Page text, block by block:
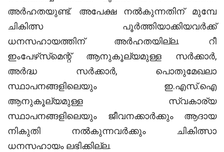
അര്‍ഹതയുണ്ട്. അപേക്ഷ നല്‍കുന്നതിന് മുമ്പേ
ചികിത്സ പൂര്‍ത്തിയാക്കിയവര്‍ക്ക്
ധനസഹായത്തിന് അര്‍ഹതയില്ല. റീ
ഇംപേഴ്‌സ്‌മെന്റ് ആനുകൂല്യമുള്ള സര്‍ക്കാര്‍,
അര്‍ദ്ധ സര്‍ക്കാര്‍, പൊതുമേഖലാ
സ്ഥാപനങ്ങളിലെയും ഇ.എസ്.ഐ
ആനുകൂല്യമുള്ള സ്വകാര്യ
സ്ഥാപനങ്ങളിലെയും ജീവനക്കാര്‍ക്കും ആദായ
നികുതി നല്‍കുന്നവര്‍ക്കും ചികിത്സാ
ധനസഹായം ലഭിക്കില്ല.